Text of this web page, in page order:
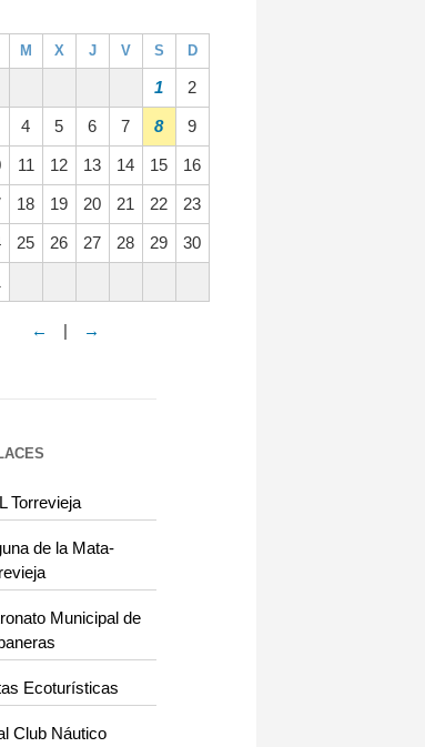
M X J V S D
1 2
4 5 6 7 8 9
11 12 13 14 15 16
18 19 20 21 22 23
25 26 27 28 29 30
← | →
Torrevieja
de la Mata-
Municipal de
Ecoturísticas
Club Náutico